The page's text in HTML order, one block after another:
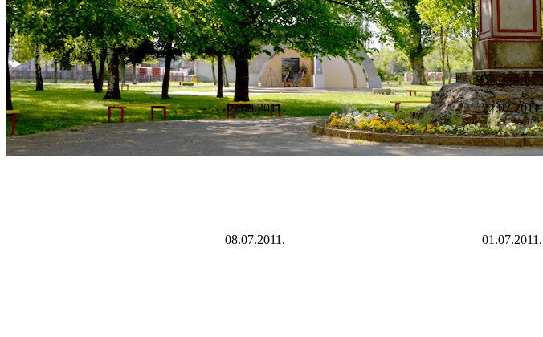
19.08.2011. 22.07.2011.
08.07.2011. 01.07.2011.